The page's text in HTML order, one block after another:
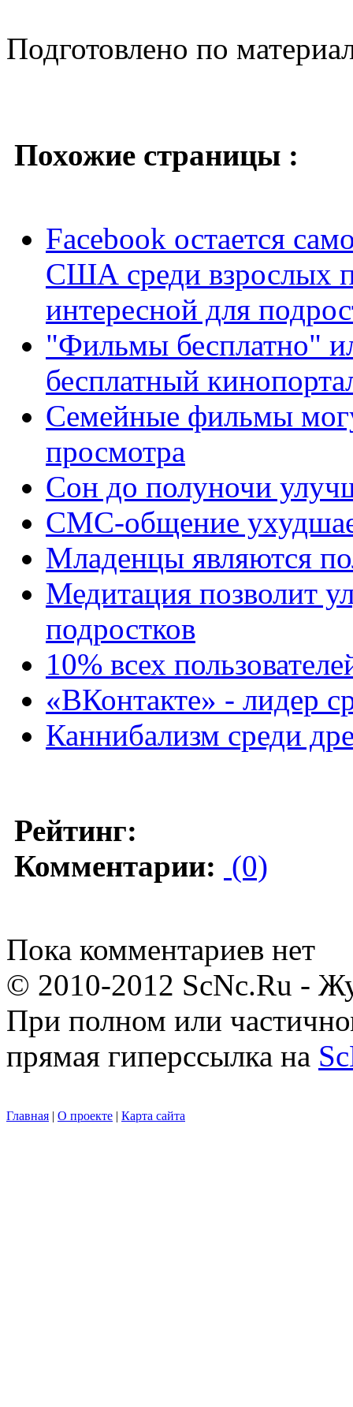
Подготовлено по
Похожие страницы :
Facebook остается
США среди взрослых
интересной для
"Фильмы бесплатно"
бесплатный
Семейные фильмы
просмотра
Сон до полуночи
СМС-общение
Младенцы являются
Медитация позволит
подростков
10% всех
«ВКонтакте» - лидер
Каннибализм среди
Рейтинг:
Комментарии: (0)
Пока комментариев нет
© 2010-2012 ScNc.Ru -
При полном или
прямая гиперссылка на
Главная | О проекте | Карта сайта